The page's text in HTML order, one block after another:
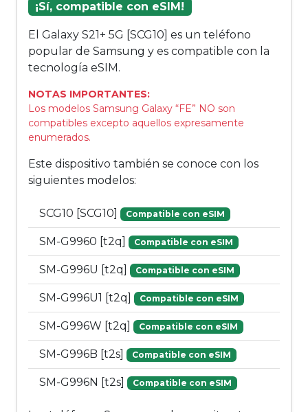
¡Sí, compatible con eSIM!
El Galaxy S21+ 5G [SCG10] es un teléfono
popular de Samsung y es compatible con la
tecnología eSIM.
NOTAS IMPORTANTES:
Los modelos Samsung Galaxy “FE” NO son
compatibles excepto aquellos expresamente
enumerados.
Este dispositivo también se conoce con los
siguientes modelos:
SCG10 [SCG10] Compatible con eSIM
SM-G9960 [t2q] Compatible con eSIM
SM-G996U [t2q] Compatible con eSIM
SM-G996U1 [t2q] Compatible con eSIM
SM-G996W [t2q] Compatible con eSIM
SM-G996B [t2s] Compatible con eSIM
SM-G996N [t2s] Compatible con eSIM